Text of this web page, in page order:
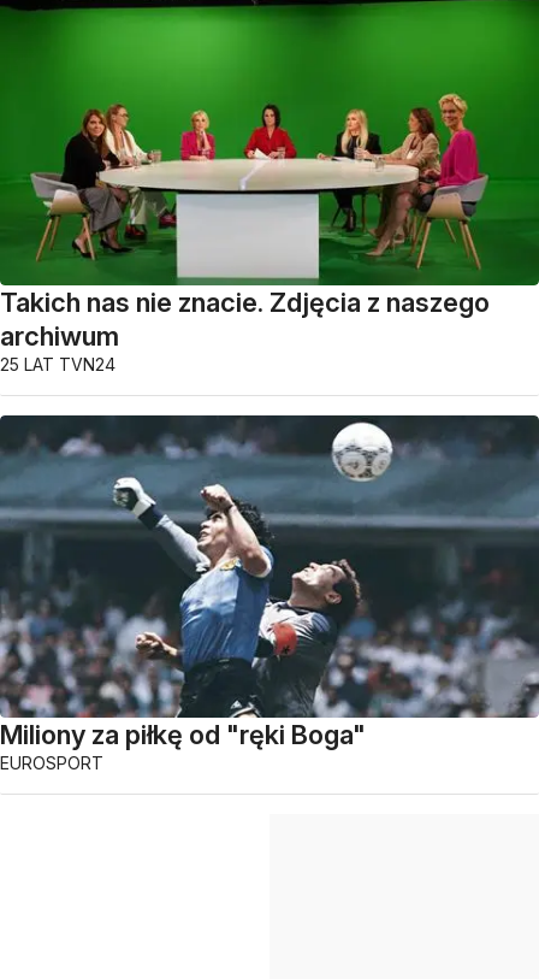
Takich nas nie znacie. Zdjęcia z naszego
archiwum
25 LAT TVN24
Miliony za piłkę od "ręki Boga"
EUROSPORT